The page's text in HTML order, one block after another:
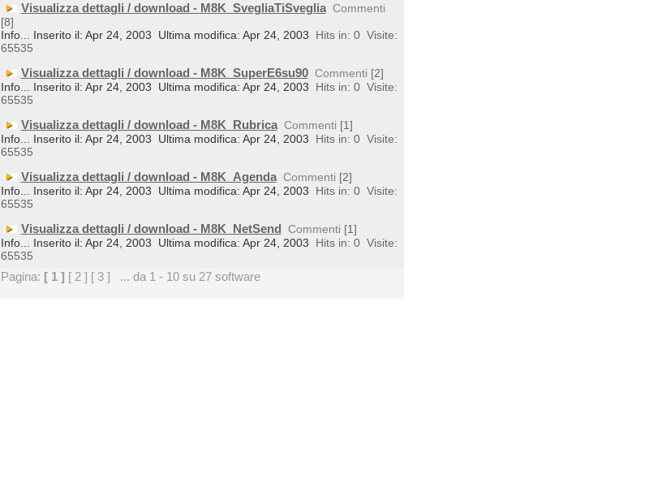
Visualizza dettagli / download - M8K_SvegliaTiSveglia Commenti
[8]
Info... Inserito il: Apr 24, 2003
Ultima modifica: Apr 24, 2003 Hits in: 0 Visite:
65535
Visualizza dettagli / download - M8K_SuperE6su90 Commenti [2]
Info... Inserito il: Apr 24, 2003
Ultima modifica: Apr 24, 2003 Hits in: 0 Visite:
65535
Visualizza dettagli / download - M8K_Rubrica Commenti [1]
Info... Inserito il: Apr 24, 2003
Ultima modifica: Apr 24, 2003 Hits in: 0 Visite:
65535
Visualizza dettagli / download - M8K_Agenda Commenti [2]
Info... Inserito il: Apr 24, 2003
Ultima modifica: Apr 24, 2003 Hits in: 0 Visite:
65535
Visualizza dettagli / download - M8K_NetSend Commenti [1]
Info... Inserito il: Apr 24, 2003
Ultima modifica: Apr 24, 2003 Hits in: 0 Visite:
65535
Pagina: [ 1 ] [ 2 ] [ 3 ] ... da 1 - 10 su 27 software